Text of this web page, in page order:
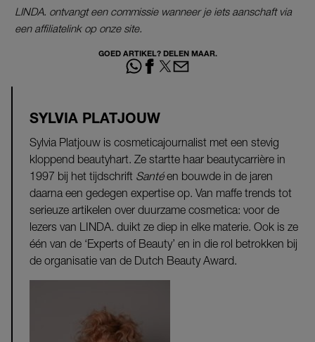
LINDA. ontvangt een commissie wanneer je iets aanschaft via
een affiliatelink op onze site.
GOED ARTIKEL? DELEN MAAR.
SYLVIA PLATJOUW
Sylvia Platjouw is cosmeticajournalist met een stevig
kloppend beautyhart. Ze startte haar beautycarrière in
1997 bij het tijdschrift Santéen bouwde in de jaren
daarna een gedegen expertise op. Van maffe trends tot
serieuze artikelen over duurzame cosmetica: voor de
lezers van LINDA. duikt ze diep in elke materie. Ook is ze
één van de ‘Experts of Beauty’ en in die rol betrokken bij
de organisatie van de Dutch Beauty Award.